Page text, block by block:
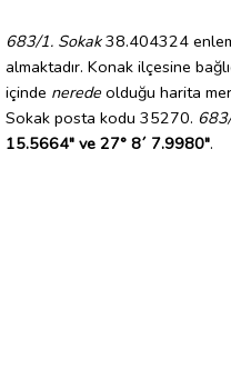
683/1. Sokak38.404324
almaktadır. Konak ilçesine
içinde nerede olduğu harita
Sokak posta kodu 35270.
15.5664" ve 27° 8´ 7.9980".